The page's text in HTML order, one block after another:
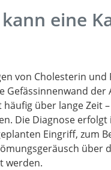
carotid
after
for asymptomatic
trial.
eine
von Cholesterin
Gefässinnenwand
über lange Zeit
Die Diagnose
Eingriff, zum
über
werden.